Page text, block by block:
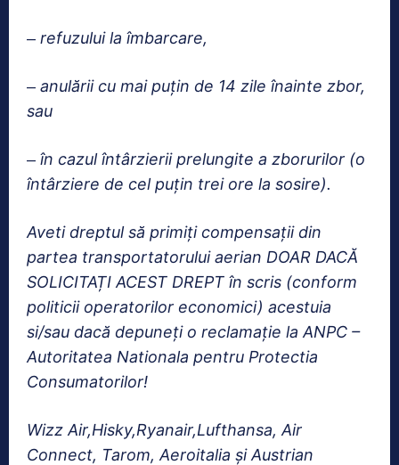
– refuzului la îmbarcare,
– anulării cu mai puțin de 14 zile înainte zbor,
sau
– în cazul întârzierii prelungite a zborurilor (o
întârziere de cel puțin trei ore la sosire).
Aveti dreptul să primiți compensații din
partea transportatorului aerian DOAR DACĂ
SOLICITAȚI ACEST DREPT în scris (conform
politicii operatorilor economici) acestuia
si/sau dacă depuneți o reclamație la ANPC –
Autoritatea Nationala pentru Protectia
Consumatorilor!
Wizz Air,Hisky,Ryanair,Lufthansa, Air
Connect, Tarom, Aeroitalia şi Austrian